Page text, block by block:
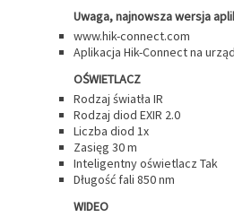
Uwaga, najnowsza wersja
www.hik-connect.com
Aplikacja Hik-Connect na
OŚWIETLACZ
Rodzaj światła IR
Rodzaj diod EXIR 2.0
Liczba diod 1x
Zasięg 30 m
Inteligentny oświetlacz Tak
Długość fali 850 nm
WIDEO